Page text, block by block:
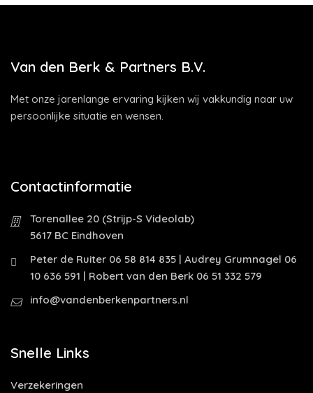
Van den Berk & Partners B.V.
Met onze jarenlange ervaring kijken wij vakkundig naar uw
persoonlijke situatie en wensen.
Contactinformatie
Torenallee 20 (Strijp-S Videolab)
5617 BC Eindhoven
Peter de Ruiter 06 58 814 835 | Audrey Grumnagel 06
10 636 591 | Robert van den Berk 06 51 332 579
info@vandenberkenpartners.nl
Snelle Links
Verzekeringen